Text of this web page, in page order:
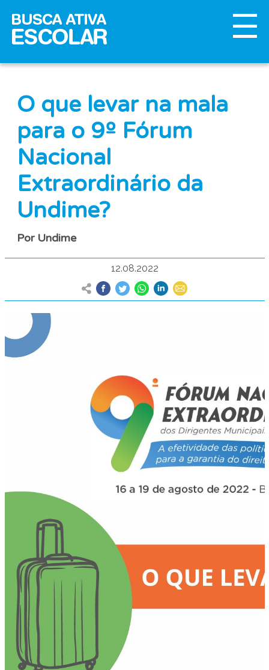
O que levar na mala
para o 9º Fórum
Nacional
Extraordinário da
Undime?
Por Undime
12.08.2022